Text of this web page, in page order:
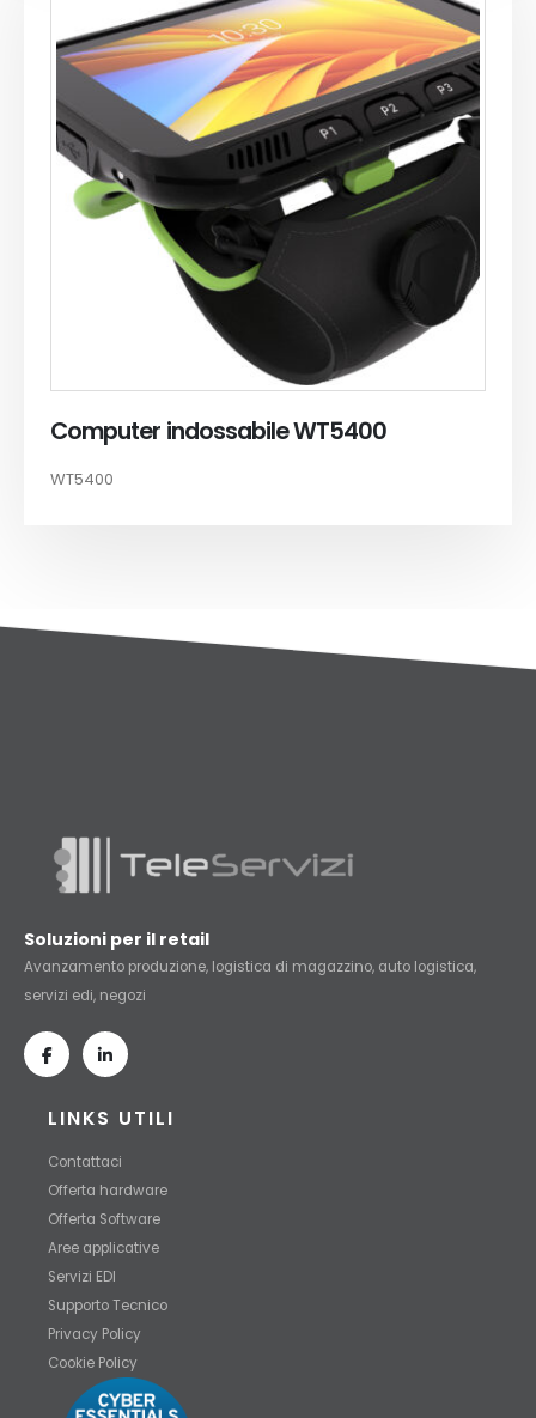
Computer indossabile WT5400
WT5400
Soluzioni per il retail
Avanzamento produzione, logistica di magazzino, auto logistica,
servizi edi, negozi
LINKS UTILI
Contattaci
Offerta hardware
Offerta Software
Aree applicative
Servizi EDI
Supporto Tecnico
Privacy Policy
Cookie Policy